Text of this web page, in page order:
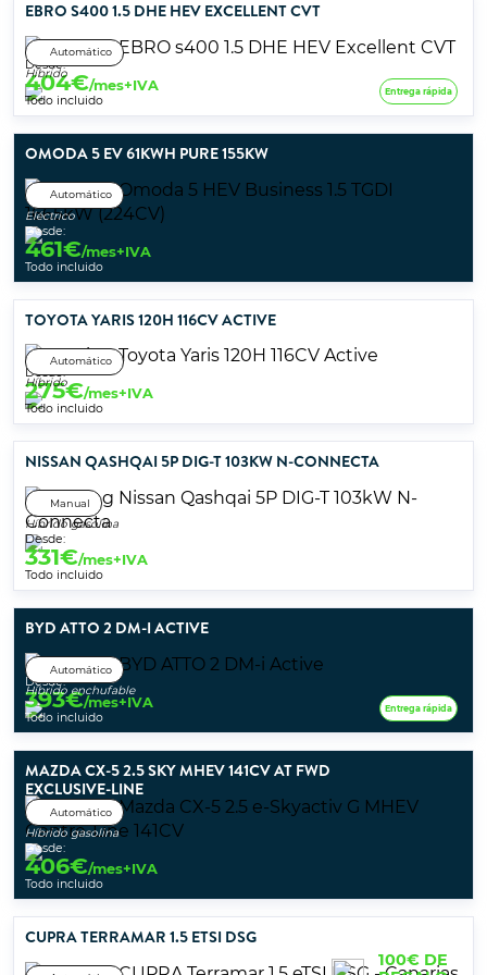
EBRO S400 1.5 DHE HEV EXCELLENT CVT
Automático
Híbrido
Desde:
404€/mes+IVA
Todo incluido
Entrega rápida
OMODA 5 EV 61KWH PURE 155KW
Automático
Eléctrico
Desde:
461€/mes+IVA
Todo incluido
TOYOTA YARIS 120H 116CV ACTIVE
Automático
Híbrido
Desde:
275€/mes+IVA
Todo incluido
NISSAN QASHQAI 5P DIG-T 103KW N-CONNECTA
Manual
Híbrido gasolina
Desde:
331€/mes+IVA
Todo incluido
BYD ATTO 2 DM-I ACTIVE
Automático
Híbrido enchufable
Desde:
393€/mes+IVA
Todo incluido
Entrega rápida
MAZDA CX-5 2.5 SKY MHEV 141CV AT FWD
EXCLUSIVE-LINE
Automático
Híbrido gasolina
Desde:
406€/mes+IVA
Todo incluido
CUPRA TERRAMAR 1.5 ETSI DSG
100€ DE